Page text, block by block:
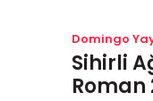
Domingo
Sihirli
Roman